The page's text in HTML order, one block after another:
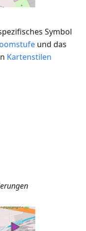
Symbol
und das
Kartenstilen